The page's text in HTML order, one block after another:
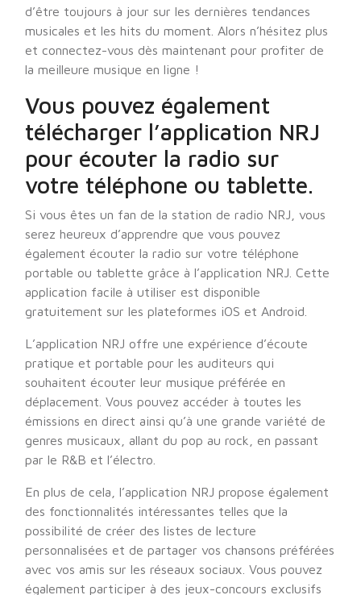
d’être toujours à jour sur les dernières tendances
musicales et les hits du moment. Alors n’hésitez plus
et connectez-vous dès maintenant pour profiter de
la meilleure musique en ligne !
Vous pouvez également
télécharger l’application NRJ
pour écouter la radio sur
votre téléphone ou tablette.
Si vous êtes un fan de la station de radio NRJ, vous
serez heureux d’apprendre que vous pouvez
également écouter la radio sur votre téléphone
portable ou tablette grâce à l’application NRJ. Cette
application facile à utiliser est disponible
gratuitement sur les plateformes iOS et Android.
L’application NRJ offre une expérience d’écoute
pratique et portable pour les auditeurs qui
souhaitent écouter leur musique préférée en
déplacement. Vous pouvez accéder à toutes les
émissions en direct ainsi qu’à une grande variété de
genres musicaux, allant du pop au rock, en passant
par le R&B et l’électro.
En plus de cela, l’application NRJ propose également
des fonctionnalités intéressantes telles que la
possibilité de créer des listes de lecture
personnalisées et de partager vos chansons préférées
avec vos amis sur les réseaux sociaux. Vous pouvez
également participer à des jeux-concours exclusifs